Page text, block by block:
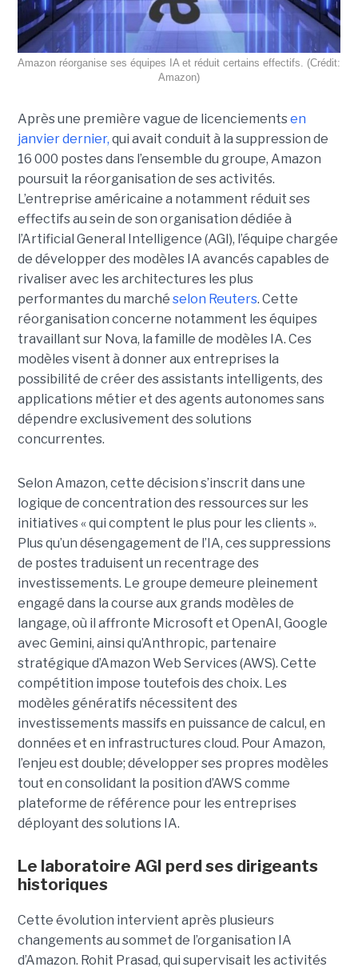
Amazon réorganise ses équipes IA et réduit certains effectifs. (Crédit:
Amazon)
Après une première vague de licenciementsen
janvier dernier, qui avait conduit à la suppression de
16 000 postes dans l’ensemble du groupe, Amazon
poursuit la réorganisation de ses activités.
L’entreprise américaine a notamment réduit ses
effectifs au sein de son organisation dédiée à
l’Artificial General Intelligence (AGI), l’équipe chargée
de développer des modèles IA avancés capables de
rivaliser avec les architectures les plus
performantes du marché selon Reuters. Cette
réorganisation concerne notamment les équipes
travaillant sur Nova, la famille de modèles IA. Ces
modèles visent à donner aux entreprises la
possibilité de créer des assistants intelligents, des
applications métier et des agents autonomes sans
dépendre exclusivement des solutions
concurrentes.
Selon Amazon, cette décision s’inscrit dans une
logique de concentration des ressources sur les
initiatives « qui comptent le plus pour les clients ».
Plus qu’un désengagement de l’IA, ces suppressions
de postes traduisent un recentrage des
investissements. Le groupe demeure pleinement
engagé dans la course aux grands modèles de
langage, où il affronte Microsoft et OpenAI, Google
avec Gemini, ainsi qu’Anthropic, partenaire
stratégique d’Amazon Web Services (AWS). Cette
compétition impose toutefois des choix. Les
modèles génératifs nécessitent des
investissements massifs en puissance de calcul, en
données et en infrastructures cloud. Pour Amazon,
l’enjeu est double; développer ses propres modèles
tout en consolidant la position d’AWS comme
plateforme de référence pour les entreprises
déployant des solutions IA.
Le laboratoire AGI perd ses dirigeants
historiques
Cette évolution intervient après plusieurs
changements au sommet de l’organisation IA
d’Amazon. Rohit Prasad, qui supervisait les activités